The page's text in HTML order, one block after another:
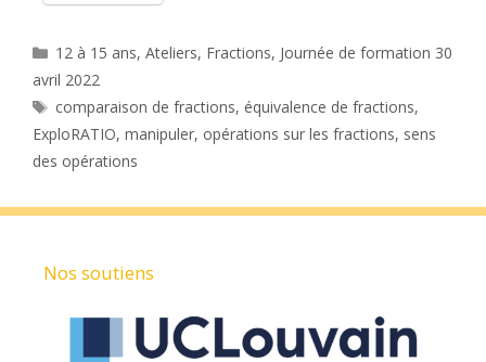
Catégories
12 à 15 ans,Ateliers, Fractions, Journée de formation 30
avril 2022
Étiquettes
comparaison de fractions, équivalence de fractions,
ExploRATIO, manipuler, opérations sur les fractions, sens
des opérations
Nos soutiens